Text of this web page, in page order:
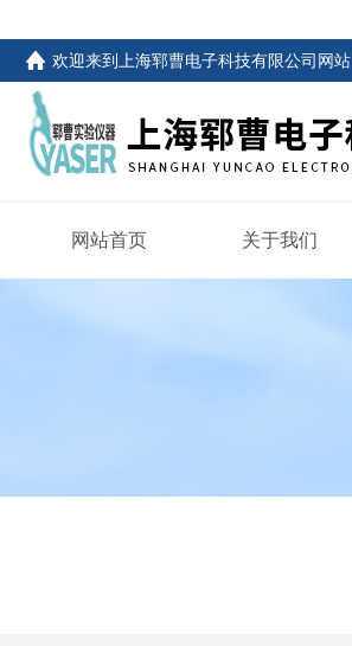
欢迎来到 上海郓曹电子科技有限公司网站
网站首页 关于我们